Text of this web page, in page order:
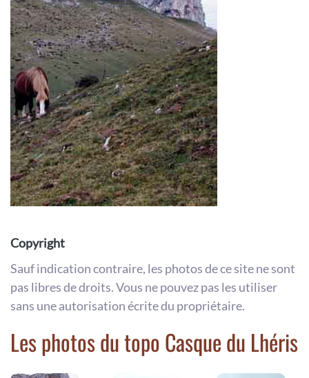
Copyright
Sauf indication contraire, les photos de ce site ne sont
pas libres de droits. Vous ne pouvez pas les utiliser
sans une autorisation écrite du propriétaire.
Les photos du topo Casque du Lhéris